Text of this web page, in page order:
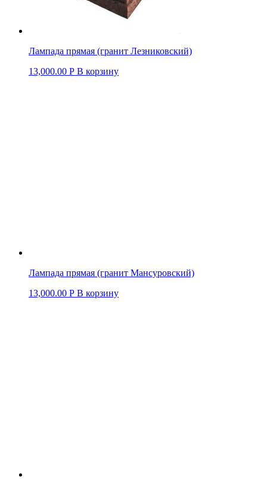
Лампада прямая (гранит Лезниковский)
13,000.00 Р В корзину
Лампада прямая (гранит Мансуровский)
13,000.00 Р В корзину